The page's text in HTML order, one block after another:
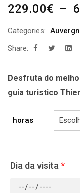
229.00€ –
Categories:
Share:
Desfruta do
guia turistico
horas
Dia da visita *